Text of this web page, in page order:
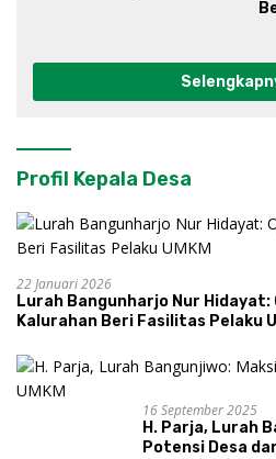
Profil Kepala Desa
22 Januari 2026
Lurah Bangunharjo Nur
Kalurahan Beri Fasilitas Pelaku
16 September 2025
H. Parja, Lurah
Potensi Desa dan